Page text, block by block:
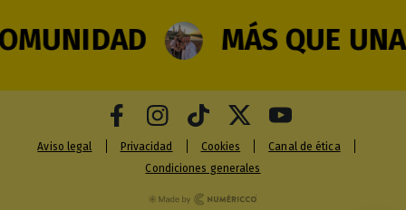
MÁS QUE UNA
Aviso legal Privacidad Cookies
Canal de ética
Condiciones generales